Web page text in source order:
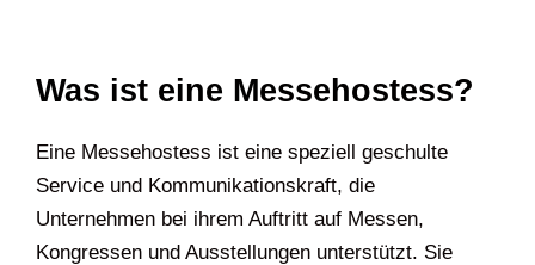
Was ist eine Messehostess?
Eine Messehostess ist eine speziell geschulte
Service und Kommunikationskraft, die
Unternehmen bei ihrem Auftritt auf Messen,
Kongressen und Ausstellungen unterstützt. Sie